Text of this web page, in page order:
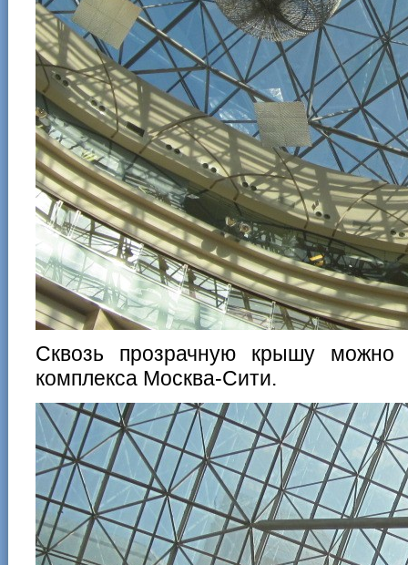
Сквозь прозрачную крышу можно
комплекса Москва-Сити.